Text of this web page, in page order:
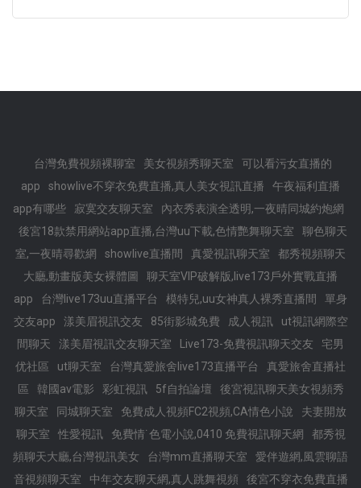
台灣免費視頻裸聊室 美女視頻秀聊天室
可以看污女直播的
app
showlive不穿衣免費直播,真人美女視訊直播
午夜福利直播
app有哪些
寂寞交友聊天室
內衣秀表演全透明,一夜晴同城約炮網
後宮18款禁用網站app直播,台灣uu下載,色情艷舞聊天室
聊色聊天
室,一夜晴尋歡網
showlive直播間 真愛視訊聊天室
都秀視頻聊天
大廳,動畫版美女裸體圖
聊天室VIP破解版,live173戶外實戰直播
app
台灣live173uu直播平台 模特兒,uu女神真人裸秀直播間
單身
交友app
漾美眉視訊交友 85街影城免費 成人視訊
ut視訊網際空
間聊天
漾美眉視訊交友聊天室 Live173-免費視訊聊天交友
宅男
优社區
ut聊天室 台灣真愛旅舍live173直播平台
真愛旅舍直播社
區
韓國av電影 彩虹視訊 5f自拍論壇
後宮視訊聊天美女視頻秀
聊天室
同城聊天室 免費成人視頻FC2視頻,CA情色小說
夫妻開放
聊天室
性愛視訊 免費情˙色電小說,0410 免費視訊聊天網
都秀視
頻聊天大廳,台灣視訊美女
台灣mm直播聊天室
愛伴遊網,風雲聊語
音視頻聊天室
中年交友聊天網,真人跳舞視頻 後宮不穿衣免費直播